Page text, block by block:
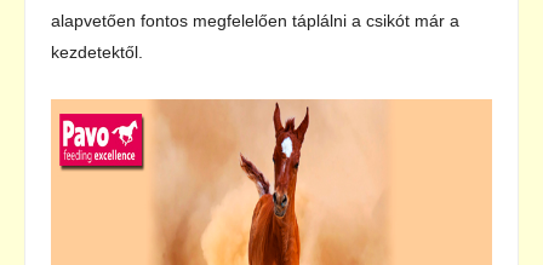
alapvetően fontos megfelelően táplálni a csikót már a
kezdetektől.